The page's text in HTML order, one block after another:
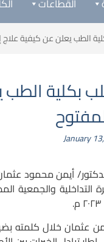
الطب يعلن عن كيفية علاج
بكلية الطب
January
أيمن محمود
التداخلية
خلال كلمته